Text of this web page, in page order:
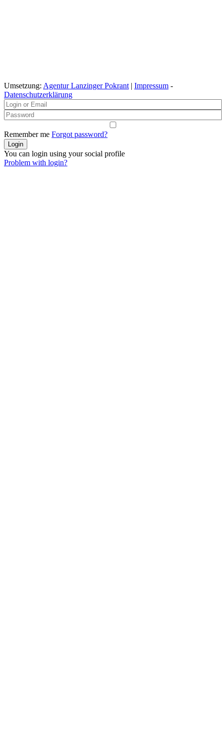
Umsetzung: Agentur Lanzinger Pokrant | Impressum -
Datenschutzerklärung
Remember me Forgot password?
You can login using your social profile
Problem with login?